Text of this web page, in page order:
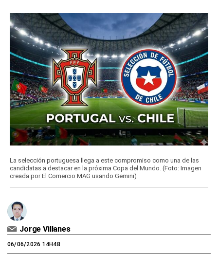
La selección portuguesa llega a este compromiso como una de las
candidatas a destacar en la próxima Copa del Mundo. (Foto: Imagen
creada por El Comercio MAG usando Gemini)
Jorge Villanes
06/06/2026 14H48